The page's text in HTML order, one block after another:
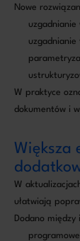
Nowe
uzgadnianie
W praktyce
dokumentów i
Większa
W
ułatwiają
Dodano między